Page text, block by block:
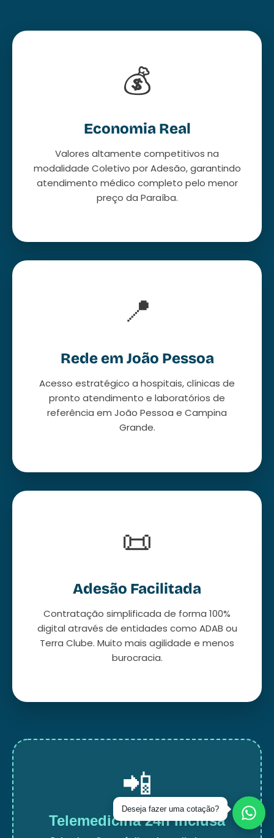
💰
Economia Real
Valores altamente competitivos na
modalidade Coletivo por Adesão, garantindo
atendimento médico completo pelo menor
preço da Paraíba.
📍
Rede em João Pessoa
Acesso estratégico a hospitais, clínicas de
pronto atendimento e laboratórios de
referência em João Pessoa e Campina
Grande.
📜
Adesão Facilitada
Contratação simplificada de forma 100%
digital através de entidades como ADAB ou
Terra Clube. Muito mais agilidade e menos
burocracia.
📲
Telemedicina 24h Inclusa